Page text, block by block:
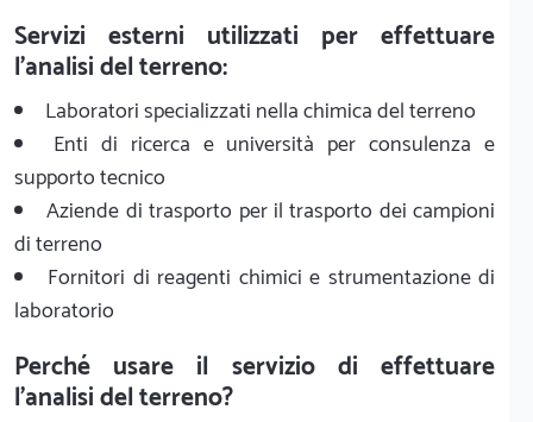
Servizi esterni utilizzati per effettuare
l'analisi del terreno:
Laboratori specializzati nella chimica del terreno
Enti di ricerca e università per consulenza e
supporto tecnico
Aziende di trasporto per il trasporto dei campioni
di terreno
Fornitori di reagenti chimici e strumentazione di
laboratorio
Perché usare il servizio di effettuare
l'analisi del terreno?